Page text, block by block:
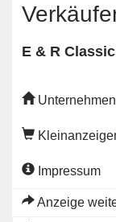
E & R
Unternehmen
Impressum
Anzeige